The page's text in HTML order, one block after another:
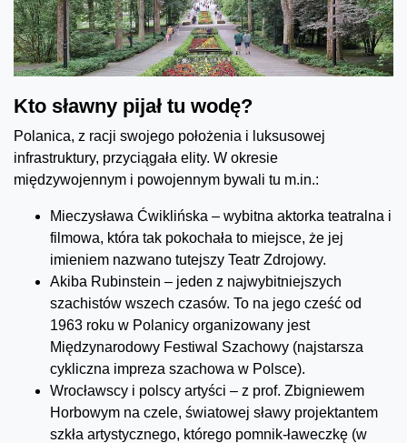
Kto sławny pijał tu wodę?
Polanica, z racji swojego położenia i luksusowej
infrastruktury, przyciągała elity. W okresie
międzywojennym i powojennym bywali tu m.in.:
Mieczysława Ćwiklińska – wybitna aktorka teatralna i
filmowa, która tak pokochała to miejsce, że jej
imieniem nazwano tutejszy Teatr Zdrojowy.
Akiba Rubinstein – jeden z najwybitniejszych
szachistów wszech czasów. To na jego cześć od
1963 roku w Polanicy organizowany jest
Międzynarodowy Festiwal Szachowy (najstarsza
cykliczna impreza szachowa w Polsce).
Wrocławscy i polscy artyści – z prof. Zbigniewem
Horbowym na czele, światowej sławy projektantem
szkła artystycznego, którego pomnik-ławeczkę (w